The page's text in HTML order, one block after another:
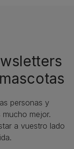
personas y
mejor.
a vuestro lado